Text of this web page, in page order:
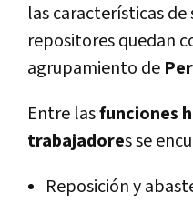
las características de
repositores quedan
agrupamiento de
Entre lasfunciones
trabajadores se
Reposición y